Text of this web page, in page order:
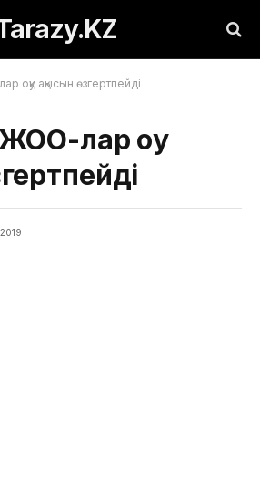
оқу ақысын өзгертпейді
лар оқу